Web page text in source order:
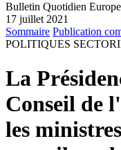
Bulletin Quotidien
17 juillet 2021
Sommaire Publication
POLITIQUES
La
Conseil de
les